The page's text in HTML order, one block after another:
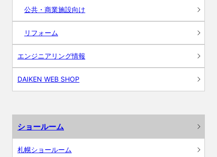
公共・商業施設向け
リフォーム
エンジニアリング情報
DAIKEN WEB SHOP
ショールーム
札幌ショールーム